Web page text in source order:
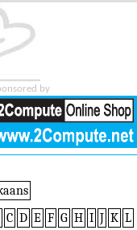
by
C D E F G H I J K L